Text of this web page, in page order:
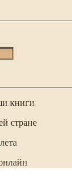
книги
стране